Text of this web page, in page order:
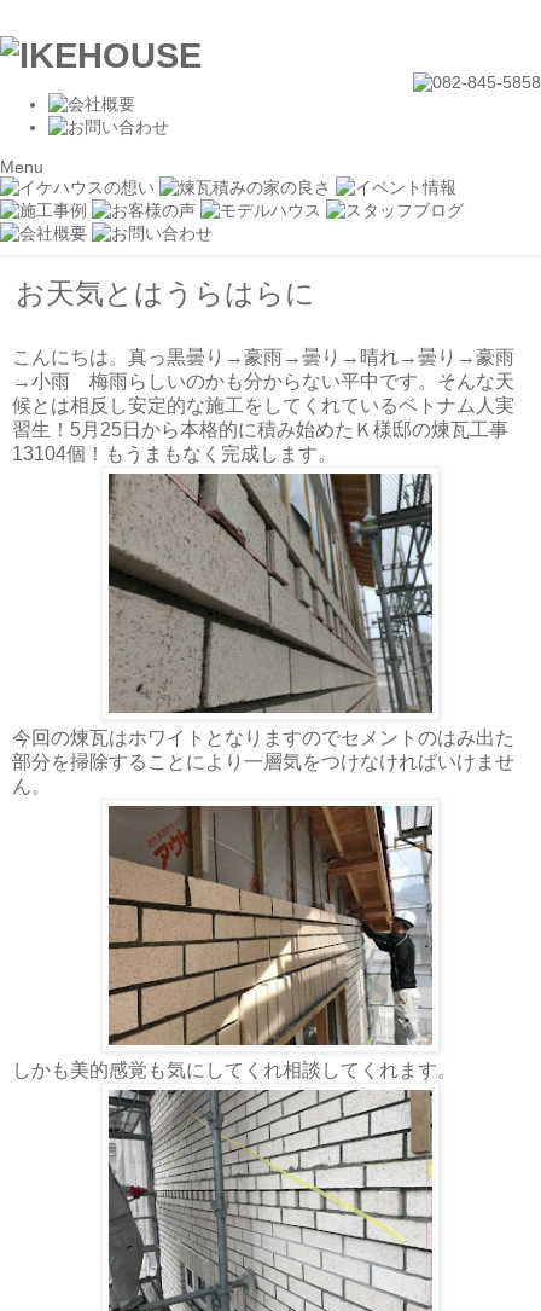
Menu
お天気とはうらはらに
こんにちは。真っ黒曇り→豪雨→曇り→晴れ→曇り→豪雨
→小雨 梅雨らしいのかも分からない平中です。そんな天
候とは相反し安定的な施工をしてくれているベトナム人実
習生！5月25日から本格的に積み始めたＫ様邸の煉瓦工事
13104個！もうまもなく完成します。
今回の煉瓦はホワイトとなりますのでセメントのはみ出た
部分を掃除することにより一層気をつけなければいけませ
ん。
しかも美的感覚も気にしてくれ相談してくれます。